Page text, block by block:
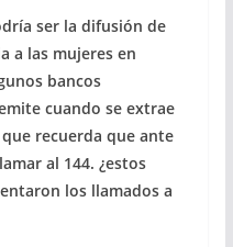
ser la difusión de
a las mujeres en
bancos
cuando se extrae
recuerda que ante
al 144. ¿estos
los llamados a